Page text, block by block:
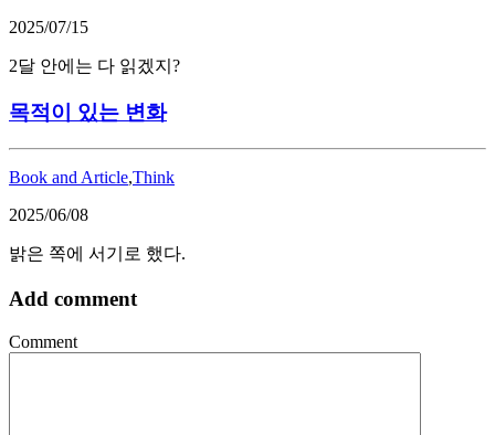
2025/07/15
2달 안에는 다 읽겠지?
목적이 있는 변화
Book and Article,Think
2025/06/08
밝은 쪽에 서기로 했다.
Add comment
Comment